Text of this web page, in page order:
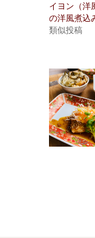
イヨン（洋
の洋風煮込
類似投稿